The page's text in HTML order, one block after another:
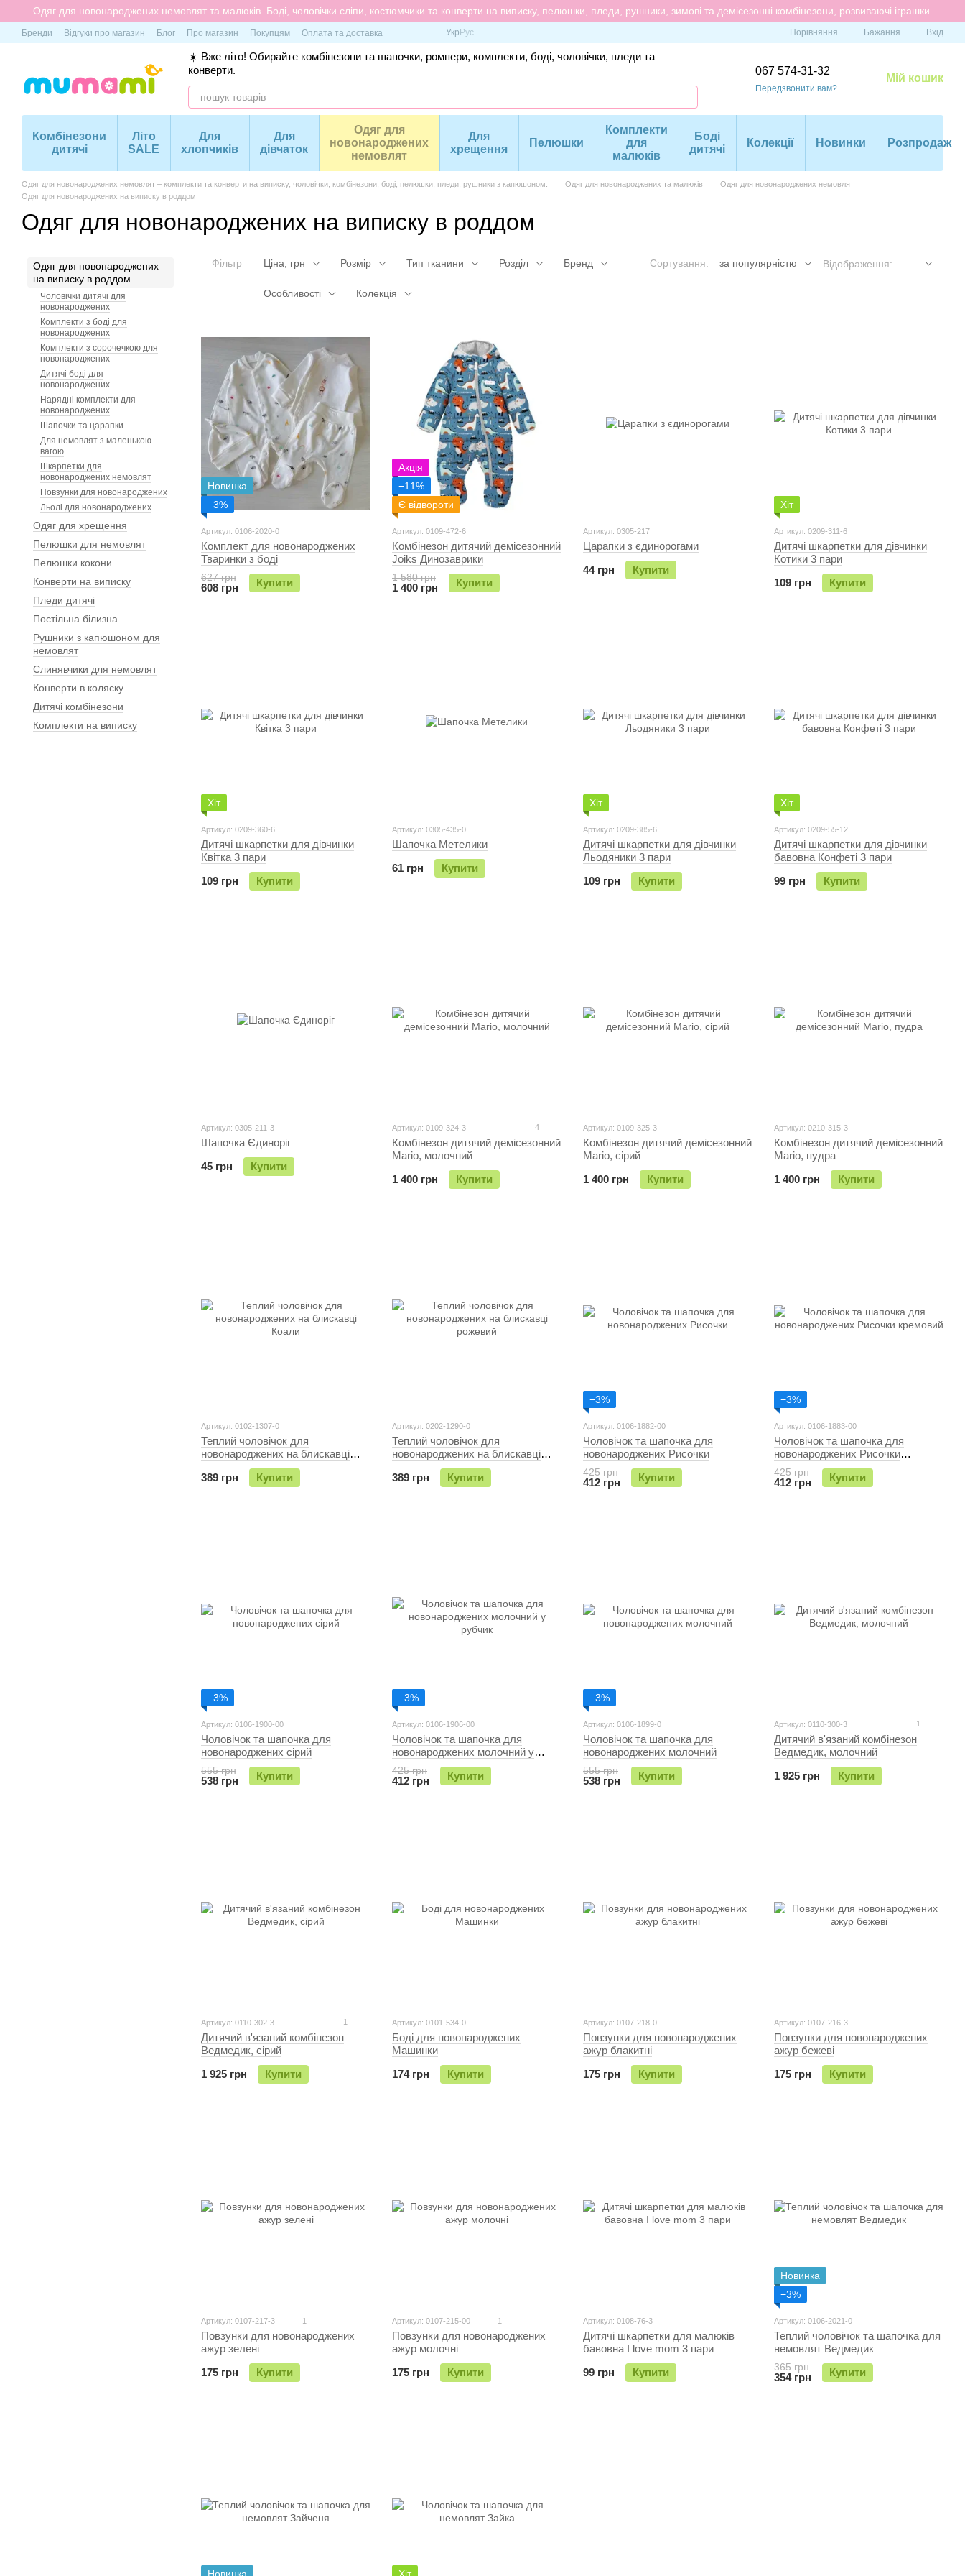
Перейти до основного контенту
Одяг для новонароджених немовлят та малюків. Боді, чоловічки сліпи, костюмчики та конверти на виписку, пелюшки, пледи, рушники, зимові та демісезонні комбінезони, розвиваючі іграшки.
Бренди Відгуки про магазин Блог Про магазин Покупцям Оплата та доставка Укр Рус Порівняння Бажання Вхід
☀️ Вже літо! Обирайте комбінезони та шапочки, ромпери, комплекти, боді, чоловічки, пледи та
конверти.
067 574-31-32
Передзвонити вам?
Мій кошик
Комбінезони
дитячі
Літо
SALE
Для
хлопчиків
Для
дівчаток
Одяг для
новонароджених
немовлят
Для
хрещення
Пелюшки
Комплекти
для
малюків
Боді
дитячі
Колекції Новинки Розпродаж
Одяг для новонароджених немовлят – комплекти та конверти на виписку, чоловічки, комбінезони, боді, пелюшки, пледи, рушники з капюшоном. Одяг для новонароджених та малюків
Одяг для новонароджених немовлят
Одяг для новонароджених на виписку в роддом
Одяг для новонароджених на виписку в роддом
Фільтр Ціна, грн Розмір Тип тканини Розділ Бренд
Особливості Колекція
Сортування: за популярністю Відображення:
Новинка
−3%
Артикул: 0106-2020-0
Комплект для новонароджених
Тваринки з боді
627 грн
608 грн Купити
Акція
−11%
Є відвороти
Артикул: 0109-472-6
Комбінезон дитячий демісезонний
Joiks Динозаврики
1 580 грн
1 400 грн Купити
Артикул: 0305-217
Царапки з єдинорогами
44 грн
Купити
Хіт
Артикул: 0209-311-6
Дитячі шкарпетки для дівчинки
Котики 3 пари
109 грн
Купити
Хіт
Артикул: 0209-360-6
Дитячі шкарпетки для дівчинки
Квітка 3 пари
109 грн
Купити
Артикул: 0305-435-0
Шапочка Метелики
61 грн
Купити
Хіт
Артикул: 0209-385-6
Дитячі шкарпетки для дівчинки
Льодяники 3 пари
109 грн
Купити
Хіт
Артикул: 0209-55-12
Дитячі шкарпетки для дівчинки
бавовна Конфетi 3 пари
99 грн
Купити
Артикул: 0305-211-3
Шапочка Єдиноріг
45 грн
Купити
Артикул: 0109-324-3 4
Комбінезон дитячий демісезонний
Mario, молочний
1 400 грн
Купити
Артикул: 0109-325-3
Комбінезон дитячий демісезонний
Mario, сірий
1 400 грн
Купити
Артикул: 0210-315-3
Комбінезон дитячий демісезонний
Mario, пудра
1 400 грн
Купити
Артикул: 0102-1307-0
Теплий чоловічок для
новонароджених на блискавці
389 грн
Купити
Артикул: 0202-1290-0
Теплий чоловічок для
новонароджених на блискавці
389 грн
Купити
−3%
Артикул: 0106-1882-00
Чоловічок та шапочка для
новонароджених Рисочки
425 грн
412 грн Купити
−3%
Артикул: 0106-1883-00
Чоловічок та шапочка для
новонароджених Рисочки
кремовий
425 грн
412 грн Купити
−3%
Артикул: 0106-1900-00
Чоловічок та шапочка для
новонароджених сірий
555 грн
538 грн Купити
−3%
Артикул: 0106-1906-00
Чоловічок та шапочка для
новонароджених молочний у
рубчик
425 грн
412 грн Купити
−3%
Артикул: 0106-1899-0
Чоловічок та шапочка для
новонароджених молочний
555 грн
538 грн Купити
Артикул: 0110-300-3 1
Дитячий в'язаний комбінезон
Ведмедик, молочний
1 925 грн
Купити
Артикул: 0110-302-3 1
Дитячий в'язаний комбінезон
Ведмедик, сірий
1 925 грн
Купити
Артикул: 0101-534-0
Боді для новонароджених
Машинки
174 грн
Купити
Артикул: 0107-218-0
Повзунки для новонароджених
ажур блакитні
175 грн
Купити
Артикул: 0107-216-3
Повзунки для новонароджених
ажур бежеві
175 грн
Купити
Артикул: 0107-217-3 1
Повзунки для новонароджених
ажур зелені
175 грн
Купити
Артикул: 0107-215-00 1
Повзунки для новонароджених
ажур молочні
175 грн
Купити
Артикул: 0108-76-3
Дитячі шкарпетки для малюків
бавовна I love mom 3 пари
99 грн
Купити
Новинка
−3%
Артикул: 0106-2021-0
Теплий чоловічок та шапочка для
немовлят Ведмедик
365 грн
354 грн Купити
Одяг для новонароджених
на виписку в роддом
Чоловічки дитячі для
новонароджених
Комплекти з боді для
новонароджених
Комплекти з сорочечкою для
новонароджених
Дитячі боді для
новонароджених
Нарядні комплекти для
новонароджених
Шапочки та царапки
Для немовлят з маленькою
вагою
Шкарпетки для
новонароджених немовлят
Повзунки для новонароджених
Льолі для новонароджених
Одяг для хрещення
Пелюшки для немовлят
Пелюшки кокони
Конверти на виписку
Пледи дитячі
Постільна білизна
Рушники з капюшоном для
немовлят
Слинявчики для немовлят
Конверти в коляску
Дитячі комбінезони
Комплекти на виписку